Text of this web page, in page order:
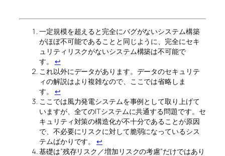
一定規模を超えると完全にバグがないシステム構築
がほぼ不可能であることと同じように、完全にセキ
ュリティリスクがないシステム構築は不可能で
す。 ↩
これ以外にデータがあります。データのセキュリテ
ィの解説はより複雑なので、ここでは省略しま
す。 ↩
ここでは風力発電システムを事例として取り上げて
いますが、全てのITシステムに共通する問題です。セ
キュリティ対策の構造化が不十分であることが原因
で、不必要にリスクに対して脆弱になっているシス
テムばかりです。↩
基礎は”残存リスク／増加リスクの考慮”だけではあり